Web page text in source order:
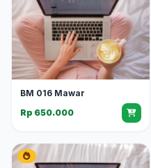
BM 016 Mawar
Rp 650.000